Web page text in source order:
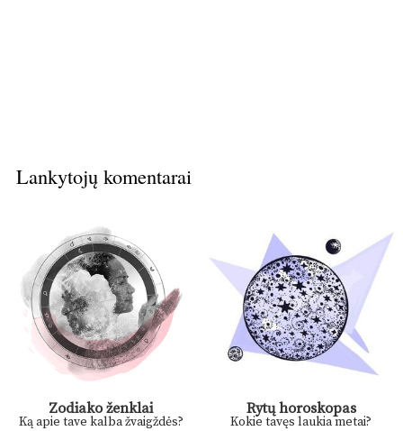
Lankytojų komentarai
Zodiako ženklai
Ką apie tave kalba žvaigždės?
Rytų horoskopas
Kokie tavęs laukia metai?